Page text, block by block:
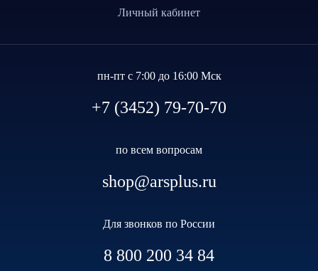
Личный кабинет
пн-пт с 7:00 до 16:00 Мск
+7 (3452) 79-70-70
по всем вопросам
shop@arsplus.ru
Для звонков по России
8 800 200 34 84